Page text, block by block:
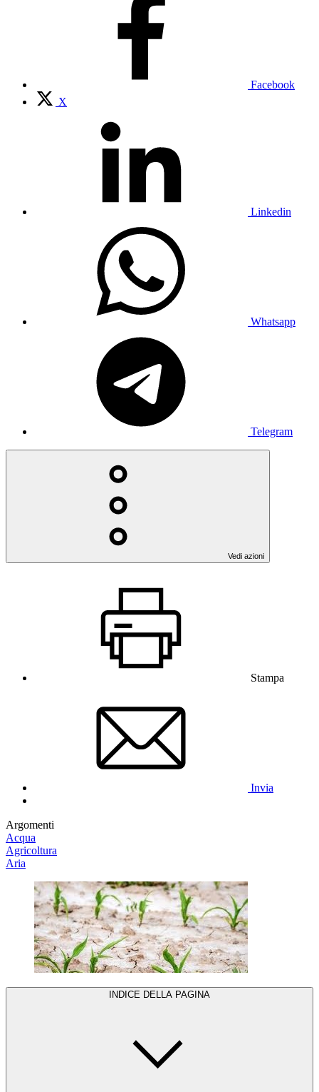
Facebook
X
Linkedin
Whatsapp
Telegram
Vedi azioni
Stampa
Invia
Argomenti
Acqua
Agricoltura
Aria
INDICE DELLA PAGINA